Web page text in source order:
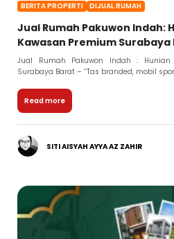
BERITA PROPERTI DIJUAL RUMAH
Jual Rumah Pakuwon Indah:
Kawasan Premium Surabaya
Jual Rumah Pakuwon Indah :
Surabaya Barat – “Tas branded, mobil
Read more
SITI AISYAH AYYA AZ ZAHIR